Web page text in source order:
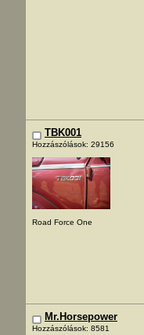
TBK001
Hozzászólások: 29156
Road Force One
Mr.Horsepower
Hozzászólások: 8581